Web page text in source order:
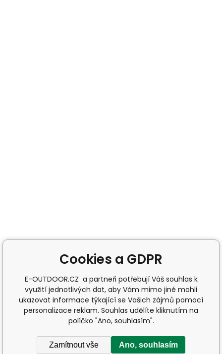
Cookies a GDPR
E-OUTDOOR.CZ a partneři potřebují Váš souhlas k
využití jednotlivých dat, aby Vám mimo jiné mohli
ukazovat informace týkající se Vašich zájmů pomocí
personalizace reklam. Souhlas udělíte kliknutím na
políčko "Ano, souhlasím".
Zamítnout vše Ano, souhlasím